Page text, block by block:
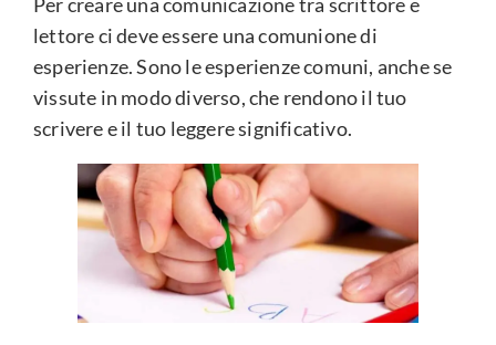
lettore ci deve essere una comunione di
esperienze. Sono le esperienze comuni, anche se
vissute in modo diverso, che rendono il tuo
scrivere e il tuo leggere significativo.